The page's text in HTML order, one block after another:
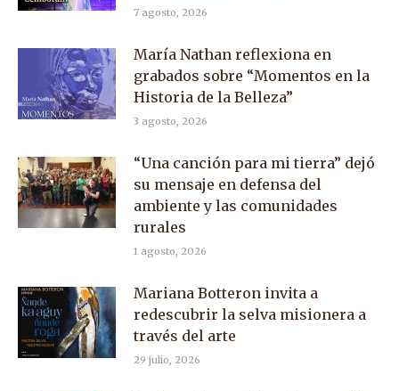
7 agosto, 2026
María Nathan reflexiona en
grabados sobre “Momentos en la
Historia de la Belleza”
3 agosto, 2026
“Una canción para mi tierra” dejó
su mensaje en defensa del
ambiente y las comunidades
rurales
1 agosto, 2026
Mariana Botteron invita a
redescubrir la selva misionera a
través del arte
29 julio, 2026